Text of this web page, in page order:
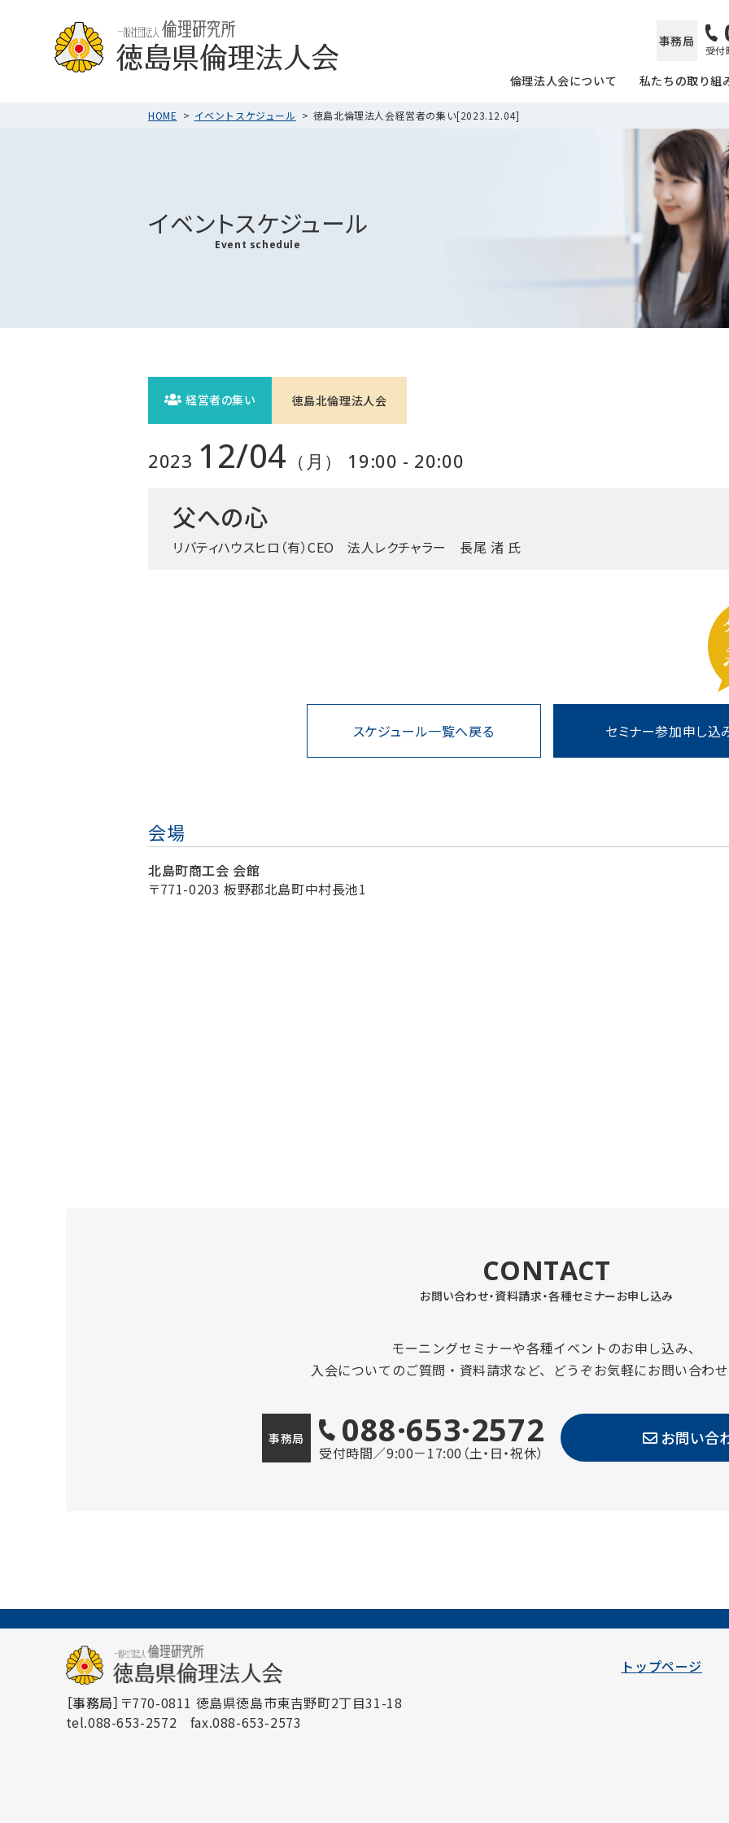
事務局
受付
倫理法人会について 私たちの取り組
HOME イベントスケジュール 徳島北倫理法人会経営者の集い[2023.12.04]
イベントスケジュール
Event schedule
経営者の集い 徳島北倫理法人会
2023 12/04 （月） 19:00 - 20:00
父への心
リバティハウスヒロ（有）CEO 法人レクチャラー 長尾 渚 氏
スケジュール一覧へ戻る セミナー参加申し込
会場
北島町商工会 会館
〒771-0203 板野郡北島町中村長池1
CONTACT
お問い合わせ・資料請求・各種セミナーお申し込み
モーニングセミナーや各種イベントのお申し込み、
入会についてのご質問・資料請求など、どうぞお気軽にお問い合わ
事務局 088·653·2572
受付時間／9:00－17:00（土・日・祝休）
お問い合
［事務局］ 〒770-0811 徳島県徳島市東吉野町2丁目31-18
tel.088-653-2572 fax.088-653-2573
トップページ